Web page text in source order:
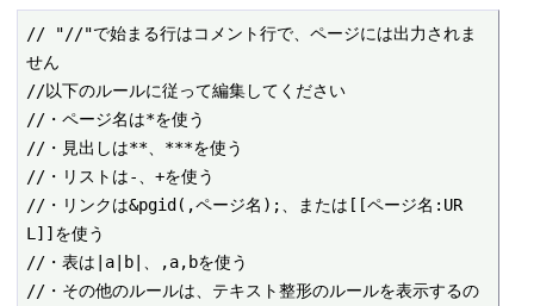
// "//"で始まる行はコメント行で、ページには出力されま
せん
//以下のルールに従って編集してください
//・ページ名は*を使う
//・見出しは**、***を使う
//・リストは-、+を使う
//・リンクは&pgid(,ページ名);、または[[ページ名:UR
L]]を使う
//・表は|a|b|、,a,bを使う
//・その他のルールは、テキスト整形のルールを表示するの